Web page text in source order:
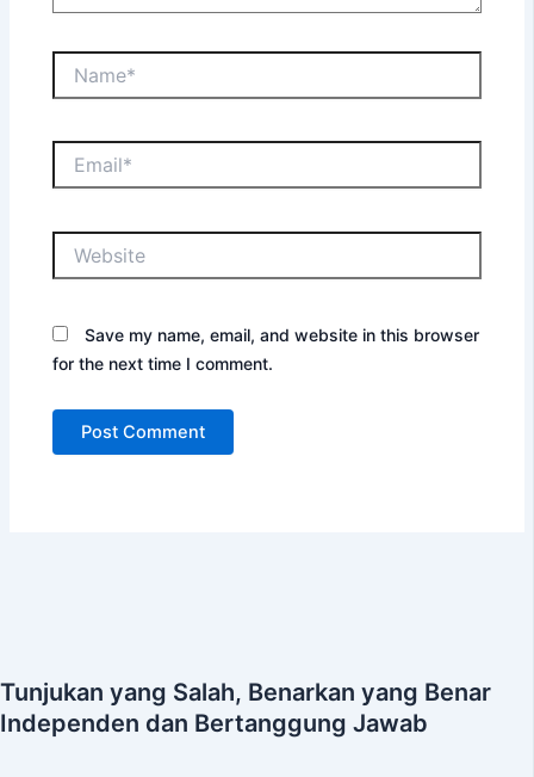
Save my name, email, and website in this browser
for the next time I comment.
Tunjukan yang Salah, Benarkan yang Benar
Independen dan Bertanggung Jawab